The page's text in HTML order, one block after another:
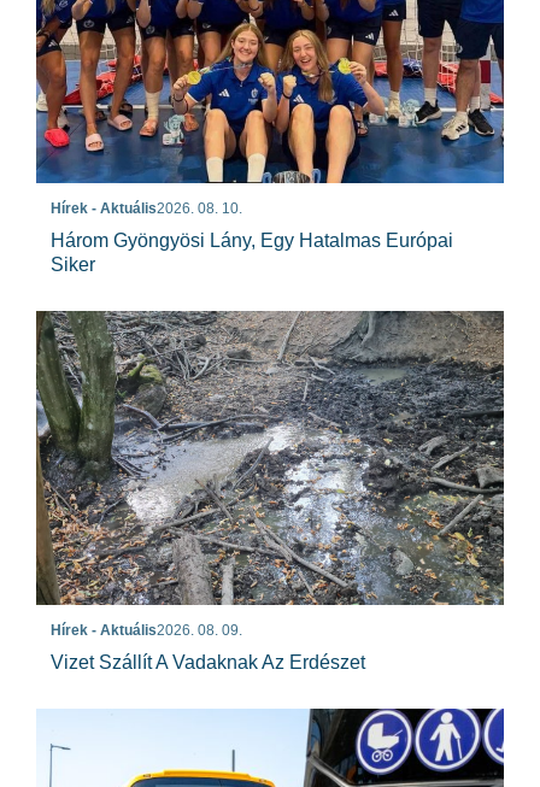
Hírek - Aktuális2026. 08. 10.
Három Gyöngyösi Lány, Egy Hatalmas Európai
Siker
Hírek - Aktuális2026. 08. 09.
Vizet Szállít A Vadaknak Az Erdészet